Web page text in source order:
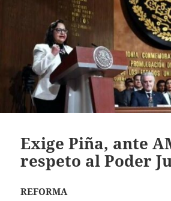
Exige Piña, ante
respeto al Poder
REFORMA